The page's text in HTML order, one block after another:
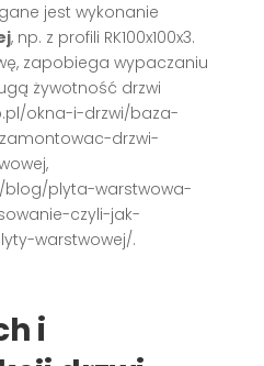
jest wykonanie
, np. z profili RK100x100x3.
zapobiega wypaczaniu
żywotność drzwi
okna-i-drzwi/baza-
drzwi-
blog/plyta-warstwowa-
czyli-jak-
warstwowej/.
i